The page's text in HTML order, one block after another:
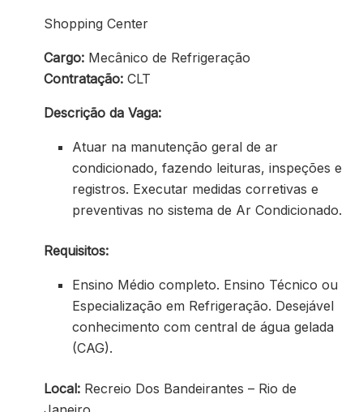
Shopping Center
Cargo: Mecânico de Refrigeração
Contratação: CLT
Descrição da Vaga:
Atuar na manutenção geral de ar
condicionado, fazendo leituras, inspeções e
registros. Executar medidas corretivas e
preventivas no sistema de Ar Condicionado.
Requisitos:
Ensino Médio completo. Ensino Técnico ou
Especialização em Refrigeração. Desejável
conhecimento com central de água gelada
(CAG).
Local: Recreio Dos Bandeirantes – Rio de